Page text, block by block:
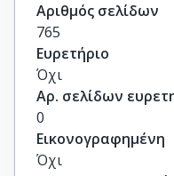
Αριθμός σελίδων
765
Ευρετήριο
Όχι
Αρ. σελίδων
0
Εικονογραφημένη
Όχι